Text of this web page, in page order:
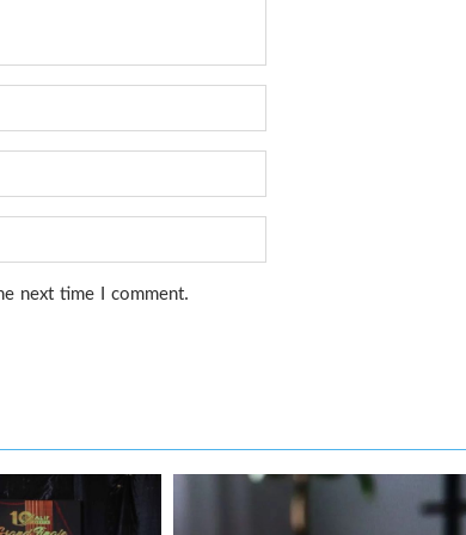
next time I comment.